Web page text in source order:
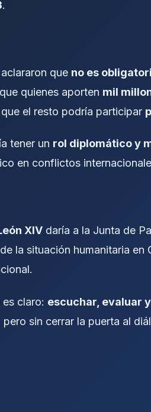
.
que no es
quienes aporten mil
el resto podría participar
tener un rol diplomático y
en conflictos
XIV daría a la Junta de
la situación humanitaria en
claro: escuchar, evaluar
sin cerrar la puerta al